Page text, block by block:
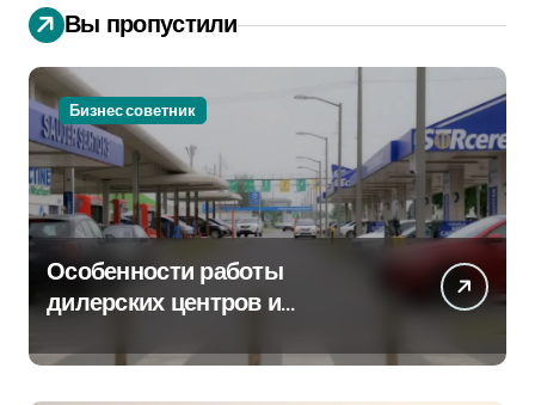
Вы пропустили
Бизнес советник
Особенности работы
дилерских центров и
крупных проспектах